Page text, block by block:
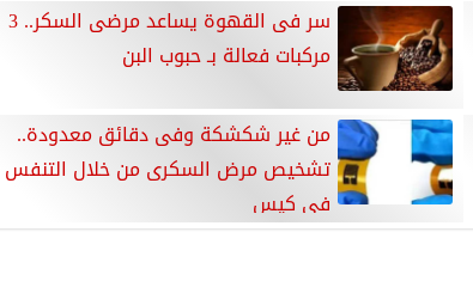
سر فى القهوة يساعد مرضى السكر.. 3
مركبات فعالة بـ حبوب البن
من غير شكشكة وفى دقائق معدودة..
تشخيص مرض السكرى من خلال التنفس
في كيس